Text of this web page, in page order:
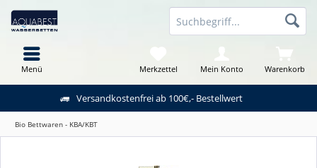
Versandkostenfrei ab 100€,- Bestellwert
Warenkorb
Merkzettel Mein Konto
Menü
Bio Bettwaren - KBA/KBT